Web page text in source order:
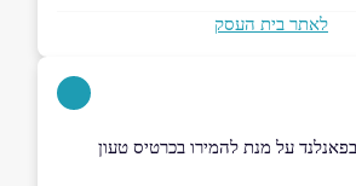
לאתר בית העסק
על מנת להמירו בכרטיס טעון